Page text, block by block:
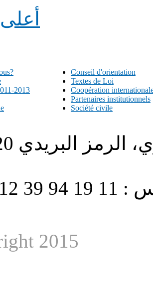
2013
Conseil d'orientation
Textes de Loi
Coopération
Partenaires institutionnels
Société civile
2015